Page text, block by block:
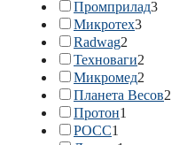
Промприлад3
Микротех3
Radwag2
Техноваги2
Микромед2
Планета Весов2
Протон1
РОСС1